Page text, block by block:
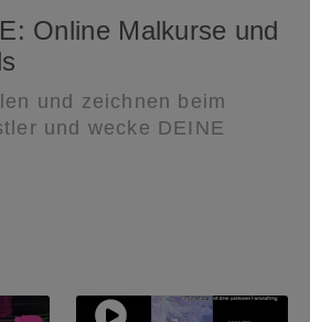
Online Malkurse und
und zeichnen beim
und wecke DEINE